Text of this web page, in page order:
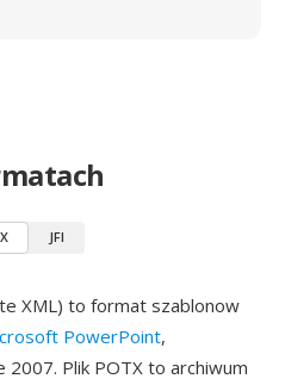
JFI
XML) to format szablonow
PowerPoint,
Plik POTX to archiwum